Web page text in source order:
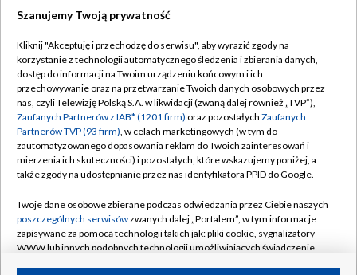
TVP
Abonament TVP
Emisja w TVP
Centrum informacji TVP
Naziemna Telewizja Cyfrowa
Rada Programowa
System NOS
Informacje o nadawcy
Regulamin TVP
Polityka prywatności
Moje zgody
Pomoc
Kontakt
Kanały
Szanujemy Twoją prywatność
Kliknij "Akceptuję i przechodzę do serwisu", aby wyrazić zgody na
korzystanie z technologii automatycznego śledzenia i zbierania danych,
dostęp do informacji na Twoim urządzeniu końcowym i ich
przechowywanie oraz na przetwarzanie Twoich danych osobowych przez
nas, czyli Telewizję Polską S.A. w likwidacji (zwaną dalej również „TVP”),
Zaufanych Partnerów z IAB* (1201 firm) oraz pozostałych Zaufanych
Partnerów TVP (93 firm), w celach marketingowych (w tym do
zautomatyzowanego dopasowania reklam do Twoich zainteresowań i
mierzenia ich skuteczności) i pozostałych, które wskazujemy poniżej, a
także zgody na udostępnianie przez nas identyfikatora PPID do Google.
Twoje dane osobowe zbierane podczas odwiedzania przez Ciebie naszych
poszczególnych serwisówzwanych dalej „Portalem”, w tym informacje
zapisywane za pomocą technologii takich jak: pliki cookie, sygnalizatory
WWW lub innych podobnych technologii umożliwiających świadczenie